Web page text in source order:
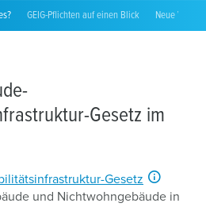
GEIG-Pflichten auf einen Blick Neue
Gesetz im
Gesetz
und Nichtwohngebäude in